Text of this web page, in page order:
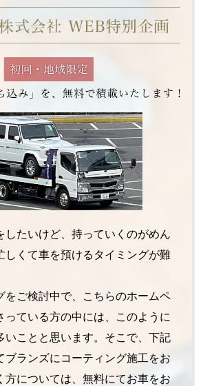
したいけど、持っていくのがめん
しくて車を預けるタイミングが難
をご検討中で、こちらのホームペ
っている方の中には、このように
いことと思います。そこで、下記
ブランズにコーティング施工をお
方については、無料にてお車をお